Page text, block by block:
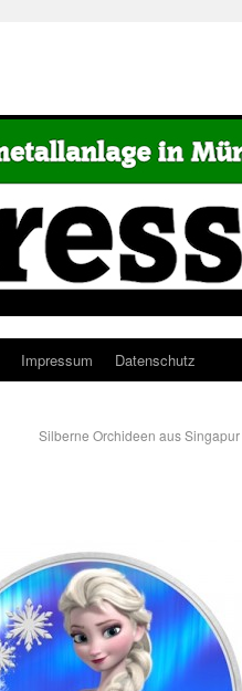
Impressum Datenschutz
Silberne Orchideen aus Singapur